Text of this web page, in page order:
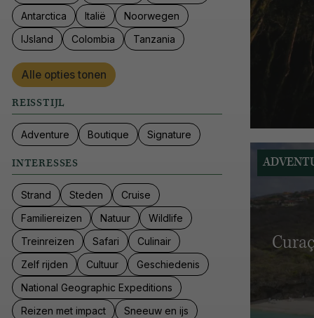
Antarctica
Italië
Noorwegen
IJsland
Colombia Tanzania
Alle opties tonen
REISSTIJL
Adventure Boutique Signature
INTERESSES
Strand Steden
Cruise
Familiereizen
Natuur
Wildlife
Treinreizen
Safari
Culinair
Zelf rijden
Cultuur
Geschiedenis
National Geographic Expeditions
Reizen met impact
Sneeuw en ijs